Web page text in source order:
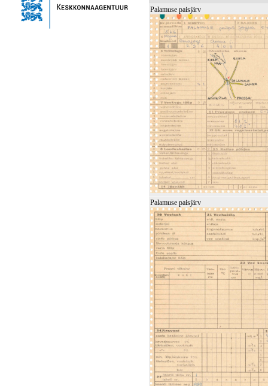
Palamuse paisjärv
Palamuse paisjärv